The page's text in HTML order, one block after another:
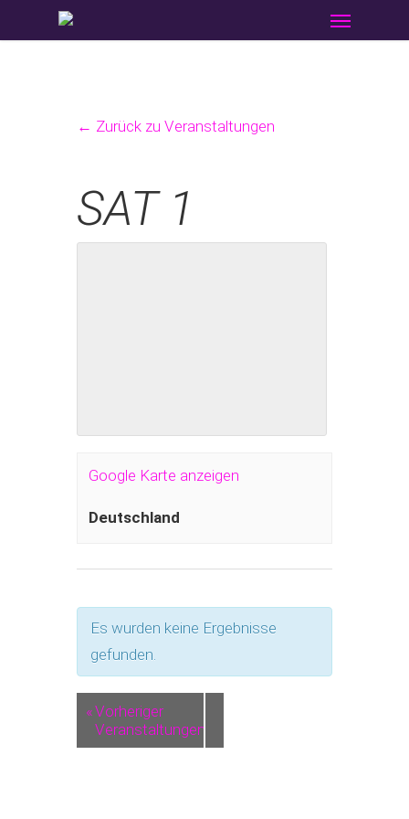
to
← Zurück zu Veranstaltungen
SAT 1
Google Karte anzeigen
Deutschland
Es wurden keine Ergebnisse
gefunden.
«Vorheriger
Veranstaltungen